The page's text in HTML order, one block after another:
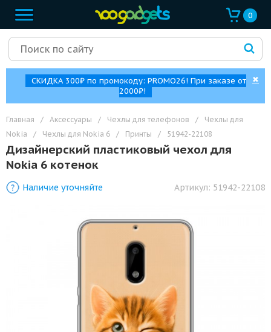
0
СКИДКА 300₽ по промокоду: PROMO26! При заказе от
2000₽!
✖
Главная / Аксессуары / Чехлы для телефонов /
Чехлы для
Nokia
/ Чехлы для Nokia 6 / Принты / 51942-22108
Дизайнерский пластиковый чехол для
Nokia 6 котенок
Наличие уточняйте Артикул: 51942-22108